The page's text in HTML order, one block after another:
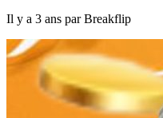
Il y a 3 ans par Breakflip